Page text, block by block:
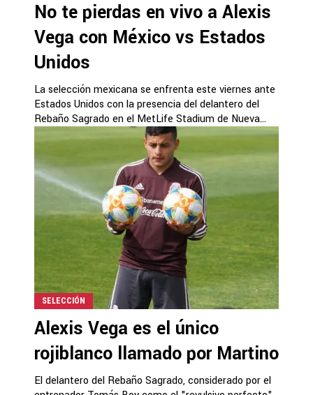
No te pierdas en vivo a Alexis
Vega con México vs Estados
Unidos
La selección mexicana se enfrenta este viernes ante
Estados Unidos con la presencia del delantero del
Rebaño Sagrado en el MetLife Stadium de Nueva...
SELECCIÓN
Alexis Vega es el único
rojiblanco llamado por Martino
El delantero del Rebaño Sagrado, considerado por el